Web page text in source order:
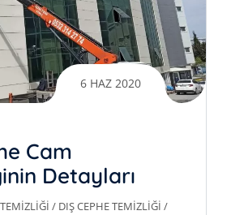
6 HAZ 2020
Cam
Detayları
/ DIŞ CEPHE TEMIZLIĞI /